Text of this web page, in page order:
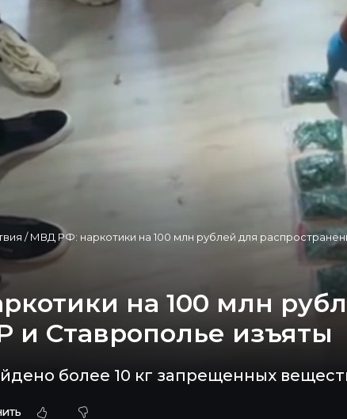
/МВД РФ: наркотики на 100 млн рублей для
на 100 млн
и Ставрополье изъяты
более 10 кг запрещенных